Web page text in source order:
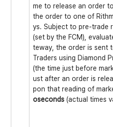
me to release an order
the order to one of
ys. Subject to pre-trade
(set by the FCM),
teway, the order is sent
Traders using Diamond
(the time just before
ust after an order is
pon that reading of
oseconds (actual times